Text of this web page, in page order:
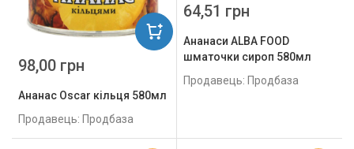
Ананас Oscar кільця 580мл
Продавець: Продбаза
98,00 грн
Ананаси ALBA FOOD
шматочки сироп 580мл
Продавець: Продбаза
64,51 грн